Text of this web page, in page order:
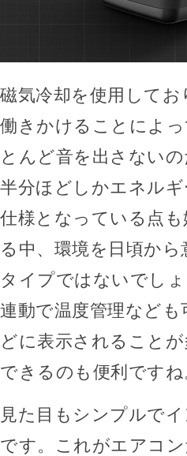
磁気冷却を使用して
働きかけることによ
とんど音を出さない
半分ほどしかエネル
仕様となっている点
る中、環境を日頃か
タイプではないでし
連動で温度管理など
どに表示されること
できるのも便利ですね
見た目もシンプルで
です。これがエアコ